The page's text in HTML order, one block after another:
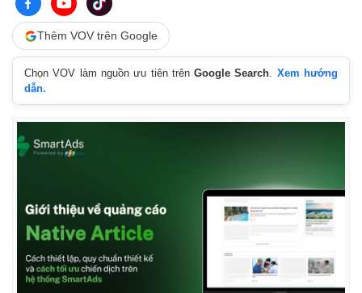
Thêm VOV trên Google
Chọn VOV làm nguồn ưu tiên trênGoogle Search. Xem hướng
dẫn.